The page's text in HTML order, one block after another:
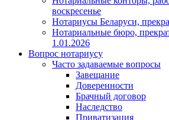
воскресенье
Нотариусы Беларуси,
Нотариальные бюро,
1.01.2026
Вопрос нотариусу
Часто задаваемые вопросы
Завещание
Доверенности
Брачный договор
Наследство
Приватизация